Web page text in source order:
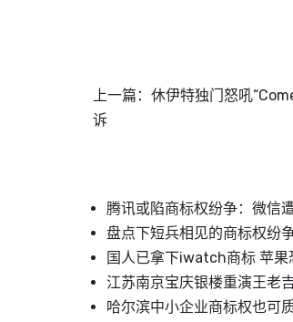
上一篇： 休伊特独门怒吼
诉
腾讯或陷商标权纷争：微信
盘点下短兵相见的商标权纷
国人已拿下iwatch商标 苹果
江苏南京宝庆银楼重演王老
哈尔滨中小企业商标权也可